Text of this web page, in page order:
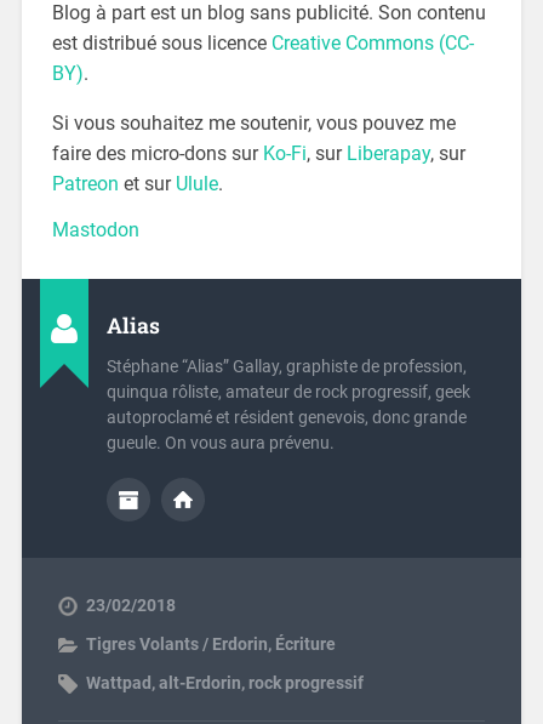
Blog à part est un blog sans publicité. Son contenu
est distribué sous licence Creative Commons (CC-
BY).
Si vous souhaitez me soutenir, vous pouvez me
faire des micro-dons sur Ko-Fi, sur Liberapay, sur
Patreon et sur Ulule.
Mastodon
Alias
Stéphane “Alias” Gallay, graphiste de profession,
quinqua rôliste, amateur de rock progressif, geek
autoproclamé et résident genevois, donc grande
gueule. On vous aura prévenu.
23/02/2018
Tigres Volants / Erdorin, Écriture
Wattpad ,alt-Erdorin, rock progressif